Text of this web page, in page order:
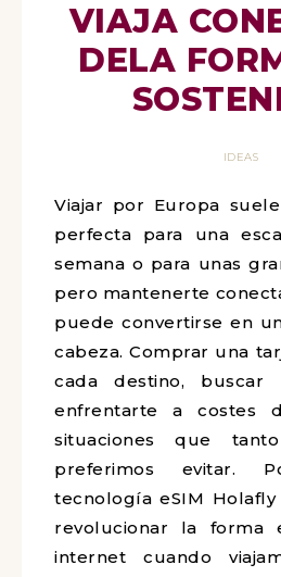
VIAJA
DELA
IDEAS
Viajar por Europa
perfecta para una
semana o para unas
pero mantenerte
puede convertirse en
cabeza. Comprar una
cada destino,
enfrentarte a costes
situaciones que
preferimos evitar.
tecnología eSIM
revolucionar la forma
internet cuando